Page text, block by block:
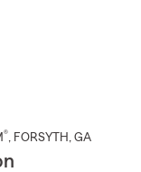
®, FORSYTH , GA